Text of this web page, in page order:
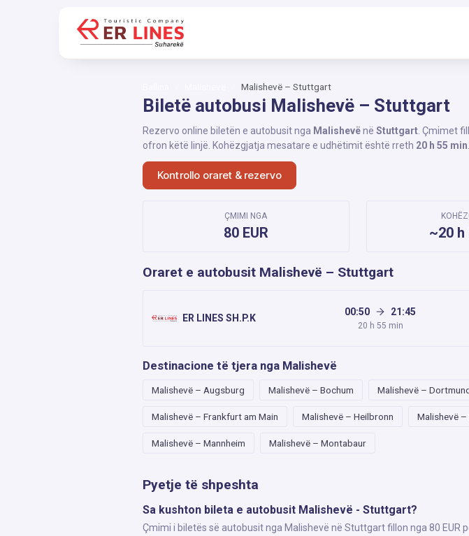
Malishevë – Stuttgart
Biletë autobusi Malishevë – Stuttgart
Rezervo online biletën e autobusit nga Malishevënë Stuttgart . Çmimet
ofron këtë linjë. Kohëzgjatja mesatare e udhëtimit është rreth 20 h 55 min
Kontrollo oraret & rezervo
ÇMIMI NGA
80 EUR ~20 h
Oraret e autobusit Malishevë – Stuttgart
ER LINES SH.P.K
00:50 21:45
20 h 55 min
Destinacione të tjera nga Malishevë
Malishevë – Augsburg Malishevë – Bochum Malishevë –
Malishevë – Frankfurt am Main Malishevë – Heilbronn Malishevë
Malishevë – Mannheim Malishevë – Montabaur
Pyetje të shpeshta
Sa kushton bileta e autobusit Malishevë - Stuttgart?
Çmimi i biletës së autobusit nga Malishevë në Stuttgart fillon nga 80